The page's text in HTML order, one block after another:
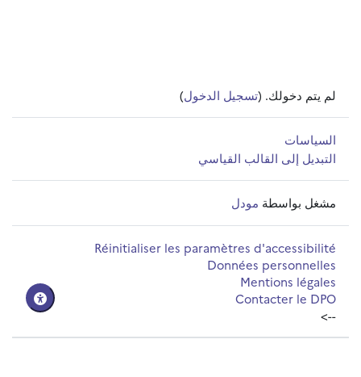
لم يتم دخولك. (تسجيل الدخول)
السياسات
التبديل إلى القالب القياسي
مشغل بواسطة مودل
Réinitialiser les paramètres d'accessibilité
Données personnelles
Mentions légales
Contacter le DPO
-->